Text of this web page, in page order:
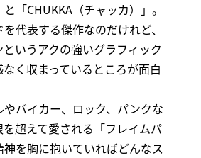
「CHUKKA（チャッカ）」。
代表する傑作なのだけれど、
いうアクの強いグラフィック
く収まっているところが面白
バイカー、ロック、パンクな
超えて愛される「フレイムパ
神を胸に抱いていればどんなス